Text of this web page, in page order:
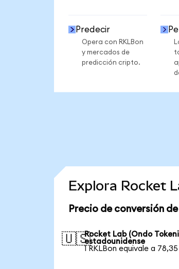
Predecir
Opera con RKLBon
y mercados de
predicción cripto.
Explora Rocket
Precio de conversión
🇺🇸Rocket Lab (Ondo
estadounidense
1 RKLBon equivale a 78,35